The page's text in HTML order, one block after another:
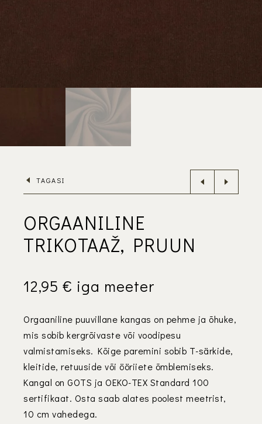
TAGASI
ORGAANILINE
TRIKOTAAŽ, PRUUN
12,95 € iga meeter
Orgaaniline puuvillane kangas on pehme ja õhuke,
mis sobib kergrõivaste või voodipesu
valmistamiseks. Kõige paremini sobib T-särkide,
kleitide, retuuside või ööriiete õmblemiseks.
Kangal on GOTS ja OEKO-TEX Standard 100
sertifikaat. Osta saab alates poolest meetrist,
10 cm vahedega.